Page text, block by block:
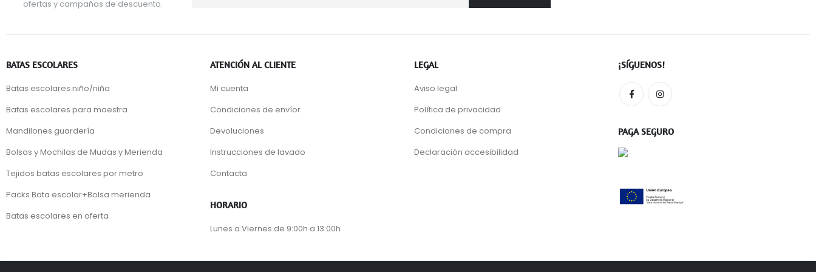
ofertas y campañas de descuento.
BATAS ESCOLARES
Batas escolares niño/niña
Batas escolares para maestra
Mandilones guardería
Bolsas y Mochilas de Mudas y Merienda
Tejidos batas escolares por metro
Packs Bata escolar+Bolsa merienda
Batas escolares en oferta
ATENCIÓN AL CLIENTE
Mi cuenta
Condiciones de envíor
Devoluciones
Instrucciones de lavado
Contacta
HORARIO
Lunes a Viernes de 9:00h a 13:00h
LEGAL
Aviso legal
Política de privacidad
Condiciones de compra
Declaración accesibilidad
¡SÍGUENOS!
PAGA SEGURO